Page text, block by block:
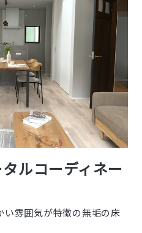
ルコーディネー
雰囲気が特徴の無垢の床